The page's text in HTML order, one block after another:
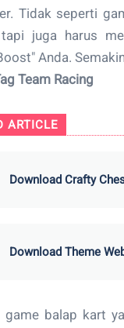
Tidak seperti
juga harus
Anda.
Team Racing
ARTICLE
Download Crafty
Download Theme
game balap kart